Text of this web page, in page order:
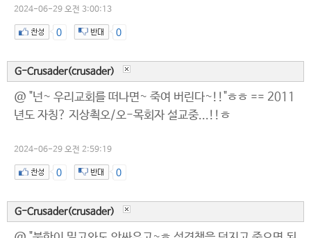
2024-06-29 오전 3:00:13
0 0
G-Crusader(crusader)
@ "넌~ 우리교회를 떠나면~ 죽여 버린다~!!"ㅎㅎ == 2011
년도 자칭? 지상쵝오/오-목회자 설교중...!!ㅎ
2024-06-29 오전 2:59:19
0 0
G-Crusader(crusader)